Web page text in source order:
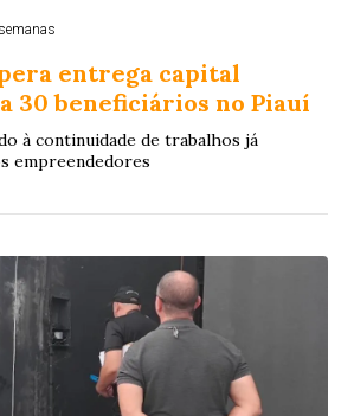
entrega capital
30 beneficiários no Piauí
à continuidade de trabalhos já
empreendedores